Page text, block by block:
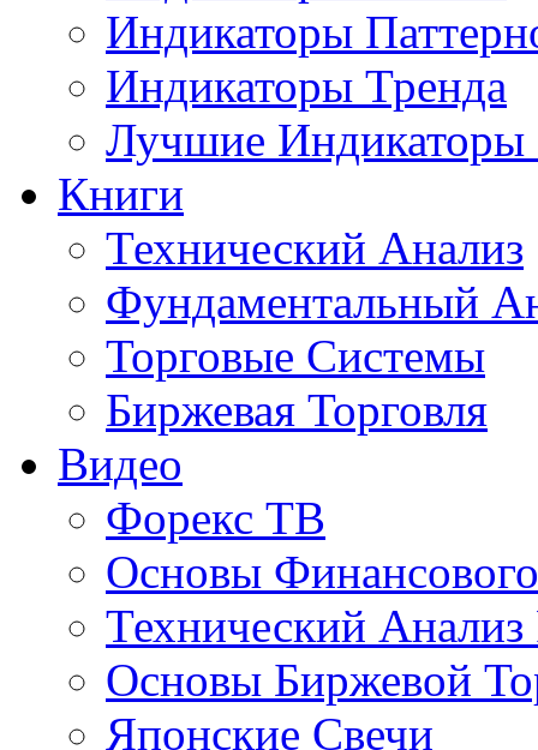
Индикаторы
Индикаторы Тренда
Лучшие Индикаторы
Книги
Технический Анализ
Фундаментальный
Торговые Системы
Биржевая Торговля
Видео
Форекс ТВ
Основы
Технический
Основы Биржевой
Японские Свечи